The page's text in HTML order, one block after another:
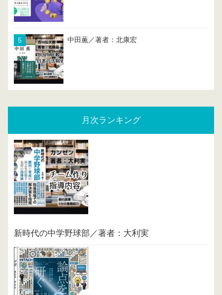
中田薫／著者：北康宏
月次ランキング
新時代の中学野球部／著者：大利実